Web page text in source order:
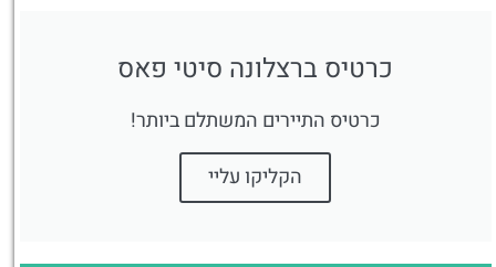
כרטיס ברצלונה סיטי פאס
כרטיס התיירים המשתלם ביותר!
הקליקו עליי